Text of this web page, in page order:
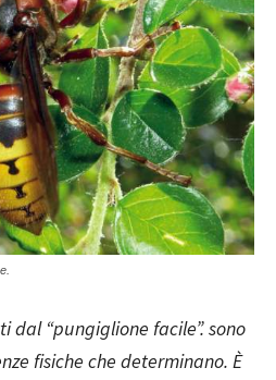
dal “pungiglione facile”. sono
fisiche che determinano. È